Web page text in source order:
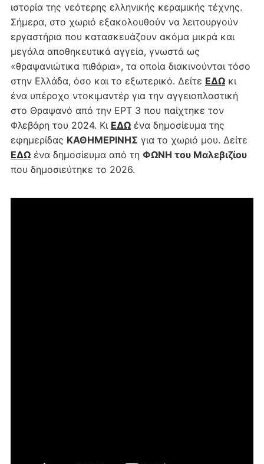
ιστορία της νεότερης ελληνικής κεραμικής τέχνης.
Σήμερα, στο χωριό εξακολουθούν να λειτουργούν
εργαστήρια που κατασκευάζουν ακόμα μικρά και
μεγάλα αποθηκευτικά αγγεία, γνωστά ως
«θραψανιώτικα πιθάρια», τα οποία διακινούνται τόσο
στην Ελλάδα, όσο και το εξωτερικό. Δείτε ΕΔΩκι
ένα υπέροχο ντοκιμαντέρ για την αγγειοπλαστική
στο Θραψανό από την ΕΡΤ 3 που παίχτηκε τον
Φλεβάρη του 2024. Κι ΕΔΩένα δημοσίευμα της
εφημερίδας ΚΑΘΗΜΕΡΙΝΗΣ για το χωριό μου. Δείτε
ΕΔΩένα δημοσίευμα από τη ΦΩΝΗ του Μαλεβιζίου
που δημοσιεύτηκε το 2026.